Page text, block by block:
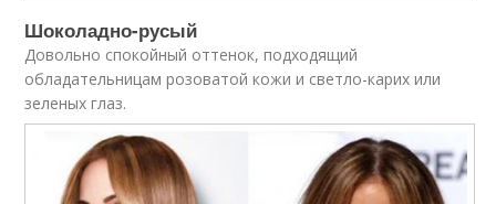
Шоколадно-русый
Довольно спокойный оттенок, подходящий
обладательницам розоватой кожи и светло-карих или
зеленых глаз.